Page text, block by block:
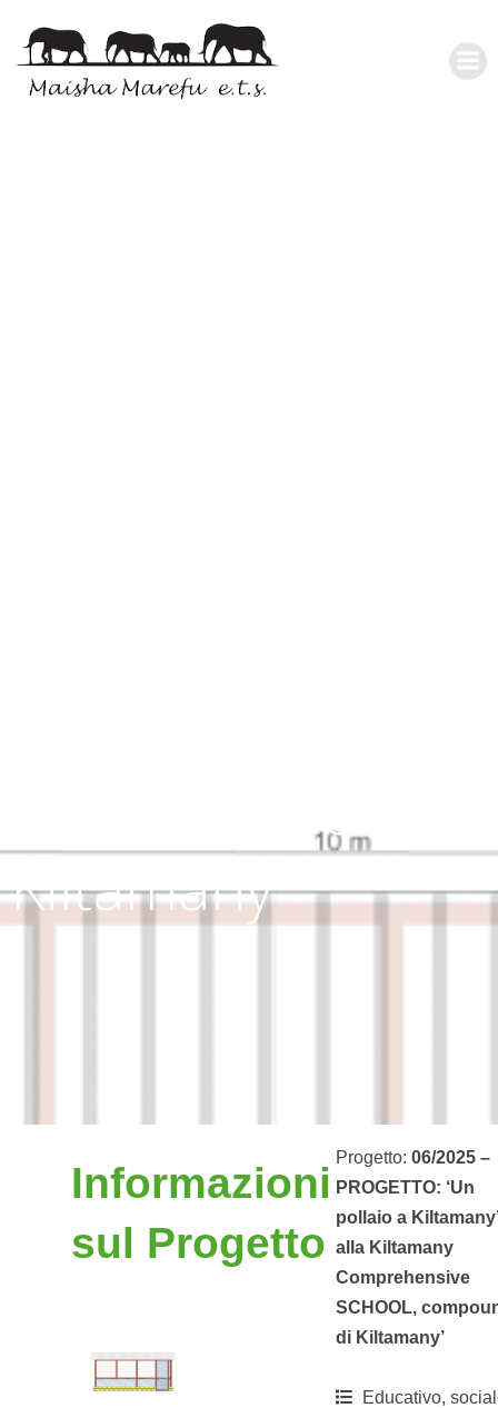
compound di
Kiltamany’
Informazioni
sul Progetto
Progetto: 06/2025 –
PROGETTO: ‘Un
pollaio a Kiltamany’
alla Kiltamany
Comprehensive
SCHOOL,
di Kiltamany’
Educativo,